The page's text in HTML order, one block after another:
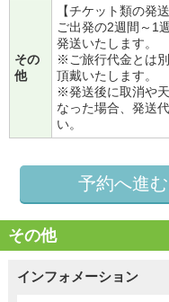
その
他
【チケット類の発
ご出発の2週間～1
発送いたします。
※ご旅行代金とは
頂戴いたします。
※発送後に取消や
なった場合、発送
い。
予約へ進
その他
インフォメーション